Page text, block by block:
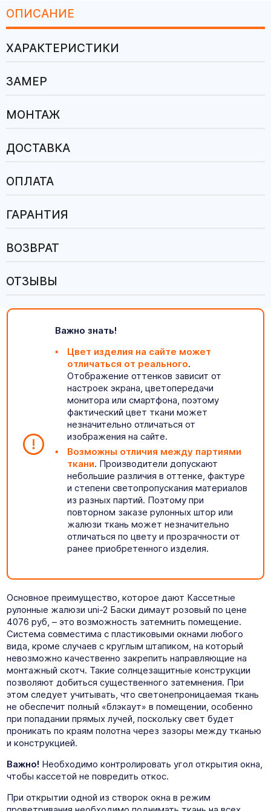
ОПИСАНИЕ
ХАРАКТЕРИСТИКИ
ЗАМЕР
МОНТАЖ
ДОСТАВКА
ОПЛАТА
ГАРАНТИЯ
ВОЗВРАТ
ОТЗЫВЫ
Важно знать!
Цвет изделия на сайте может
отличаться от реального.
Отображение оттенков зависит от
настроек экрана, цветопередачи
монитора или смартфона, поэтому
фактический цвет ткани может
незначительно отличаться от
изображения на сайте.
Возможны отличия между партиями
ткани. Производители допускают
небольшие различия в оттенке, фактуре
и степени светопропускания материалов
из разных партий. Поэтому при
повторном заказе рулонных штор или
жалюзи ткань может незначительно
отличаться по цвету и прозрачности от
ранее приобретенного изделия.
Основное преимущество, которое дают Кассетные
рулонные жалюзи uni-2 Баски димаут розовый по цене
4076 руб, – это возможность затемнить помещение.
Система совместима с пластиковыми окнами любого
вида, кроме случаев с круглым штапиком, на который
невозможно качественно закрепить направляющие на
монтажный скотч. Такие солнцезащитные конструкции
позволяют добиться существенного затемнения. При
этом следует учитывать, что светонепроницаемая ткань
не обеспечит полный «блэкаут» в помещении, особенно
при попадании прямых лучей, поскольку свет будет
проникать по краям полотна через зазоры между тканью
и конструкцией.
Важно! Необходимо контролировать угол открытия окна,
чтобы кассетой не повредить откос.
При открытии одной из створок окна в режим